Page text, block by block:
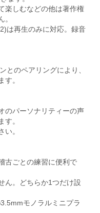
楽しむなどの他は著作権
は再生のみに対応。録音
とのペアリングにより、
す。
のパーソナリティーの声
。
。
古ごとの練習に便利で
ん。どちらか1つだけ設
モノラルミニプラ